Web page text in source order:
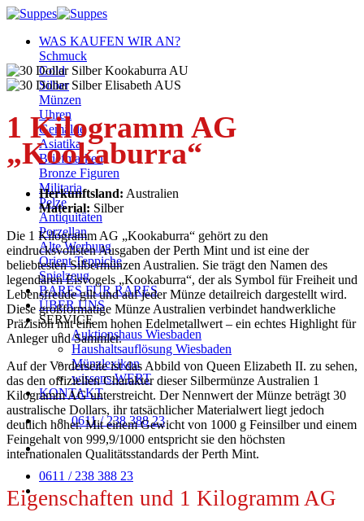
Zum
springenWAS KAUFEN WIR AN?
Schmuck
Gold
Silber
Münzen
Uhren
Gemälde
Asiatika
Briefmarken
Bronze Figuren
Militaria
Pelze
Antiquitäten
Porzellan
Alte Werbung
Orient Teppiche
Spielzeug
BARES FÜR RARES
ÜBER UNS
SERVICE
Auktionshaus Wiesbaden
Haushaltsauflösung Wiesbaden
Münzlexikon
wissens.WERT
KONTAKT
0611 / 238 388 23
0611 / 238 388 23
1 Kilogramm AG
„Kookaburra“
Herkunftsland: Australien
Material: Silber
Die 1 Kilogramm AG „Kookaburra“ gehört zu den
eindrucksvollsten Ausgaben der Perth Mint und ist eine der
beliebtesten Silbermünzen Australien. Sie trägt den Namen des
legendären Eisvogels „Kookaburra“, der als Symbol für Freiheit und
Lebensfreude gilt und auf jeder Münze detailreich dargestellt wird.
Diese großformatige Münze Australien verbindet handwerkliche
Präzision mit einem hohen Edelmetallwert – ein echtes Highlight für
Anleger und Sammler.
Auf der Vorderseite ist das Abbild von Queen Elizabeth II. zu sehen,
das den offiziellen Charakter dieser Silbermünze Australien 1
Kilogramm AG unterstreicht. Der Nennwert der Münze beträgt 30
australische Dollars, ihr tatsächlicher Materialwert liegt jedoch
deutlich höher. Mit einem Gewicht von 1000 g Feinsilber und einem
Feingehalt von 999,9/1000 entspricht sie den höchsten
internationalen Qualitätsstandards der Perth Mint.
Eigenschaften und 1 Kilogramm AG